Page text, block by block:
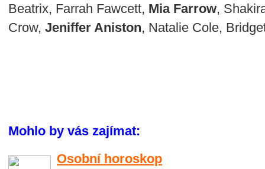
Beatrix, Farrah Fawcett, Mia Farrow,
Crow, Jeniffer Aniston, Natalie Cole,
Mohlo by vás zajímat:
Osobní horoskop